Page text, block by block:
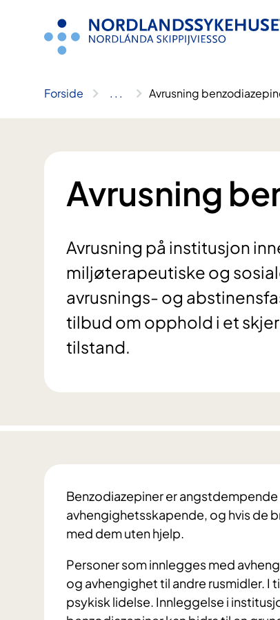
Forside .. . Avrusning
Avrusning
Avrusning på institusjon
miljøterapeutiske og
avrusnings- og
tilbud om opphold i et
tilstand.
Benzodiazepiner er
avhengighetsskapende, og hvis de
med dem uten hjelp.
Personer som innlegges med
og avhengighet til andre rusmidler. I
psykisk lidelse. Innleggelse i